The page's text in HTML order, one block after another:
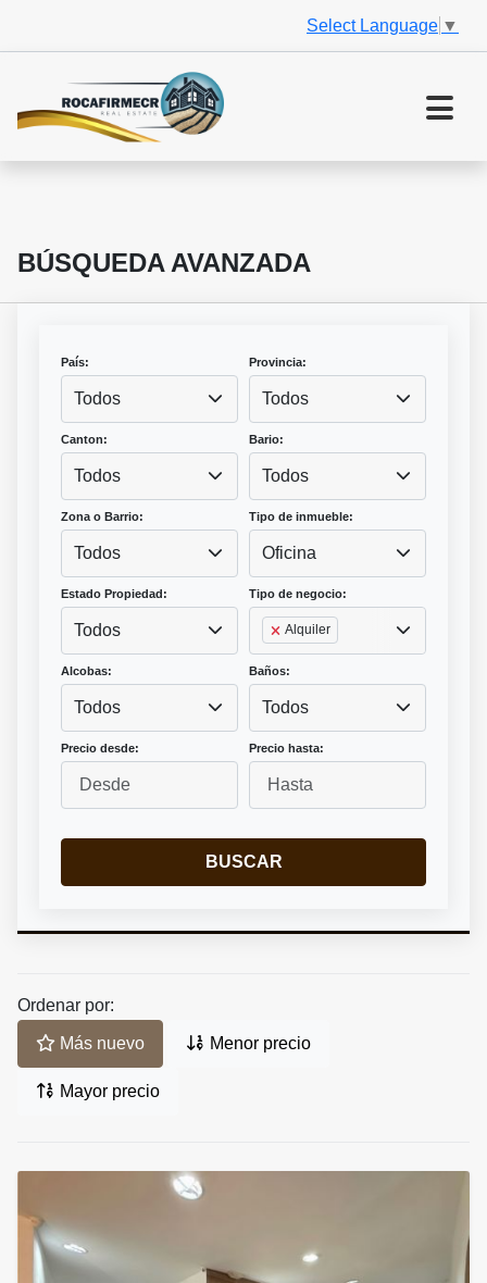
Select Language ▼
BÚSQUEDA AVANZADA
País:
Todos
Provincia:
Todos
Canton:
Todos
Bario:
Todos
Zona o Barrio:
Todos
Tipo de inmueble:
Oficina
Estado Propiedad:
Todos
Tipo de negocio:
Alquiler
Alcobas:
Todos
Baños:
Todos
Precio desde: Precio hasta:
BUSCAR
Ordenar por:
Más nuevo Menor precio
Mayor precio